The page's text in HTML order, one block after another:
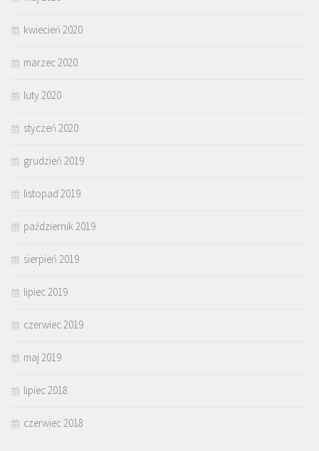
kwiecień 2020
marzec 2020
luty 2020
styczeń 2020
grudzień 2019
listopad 2019
październik 2019
sierpień 2019
lipiec 2019
czerwiec 2019
maj 2019
lipiec 2018
czerwiec 2018